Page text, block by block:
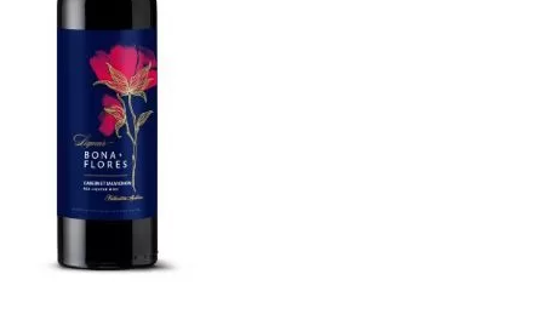
ワインギフト（セット）
蜂蜜 ギフトセット
ジャム ギフトセット
オーガニックオイル ギフトセット
母の日 ギフトセット
その他